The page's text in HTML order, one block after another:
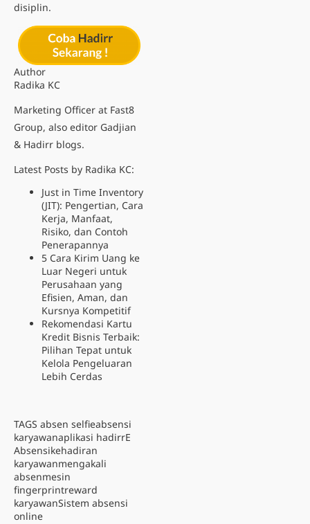
disiplin.
Author
Radika KC
Marketing Officer at Fast8
Group, also editor Gadjian
& Hadirr blogs.
Latest Posts by Radika KC:
Just in Time Inventory
(JIT): Pengertian, Cara
Kerja, Manfaat,
Risiko, dan Contoh
Penerapannya
5 Cara Kirim Uang ke
Luar Negeri untuk
Perusahaan yang
Efisien, Aman, dan
Kursnya Kompetitif
Rekomendasi Kartu
Kredit Bisnis Terbaik:
Pilihan Tepat untuk
Kelola Pengeluaran
Lebih Cerdas
TAGS absen selfieabsensi
karyawanaplikasi hadirrE
Absensikehadiran
karyawanmengakali
absenmesin
fingerprintreward
karyawanSistem absensi
online